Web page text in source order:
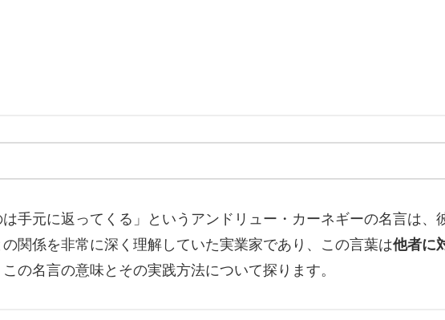
手元に返ってくる」というアンドリュー・カーネギーの名言は、
関係を非常に深く理解していた実業家であり、この言葉は他者に
の名言の意味とその実践方法について探ります。